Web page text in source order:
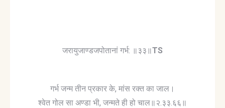
जरायुजाण्डजपोतानां गर्भ: ॥३३॥TS
गर्भ जन्म तीन प्रकार के, मांस रक्त का जाल।
श्वेत गोल सा अण्डा भी, जन्मते ही हो चाल॥२.३३.६६॥